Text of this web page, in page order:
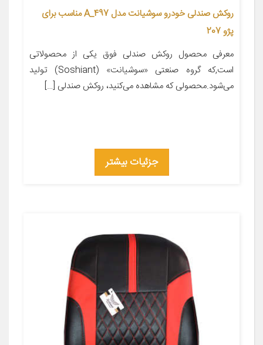
روکش صندلی خودرو سوشیانت مدل A_497 مناسب برای
پژو 207
معرفی محصول روکش صندلی فوق یکی از محصولاتی
است,که گروه صنعتی «سوشیانت» (Soshiant) تولید
می‌شود.محصولی که مشاهده می‌کنید، روکش صندلی […]
جزئیات بیشتر